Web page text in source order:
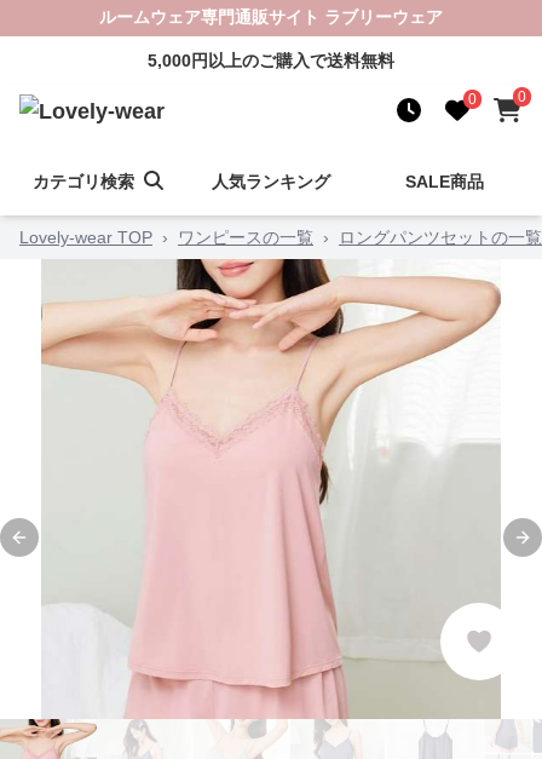
ルームウェア専門通販サイト ラブリーウェア
5,000円以上のご購入で送料無料
0 0
カテゴリ検索 人気ランキング SALE商品
Lovely-wear TOP › ワンピースの一覧 › ロングパンツセットの一覧
Previous slide